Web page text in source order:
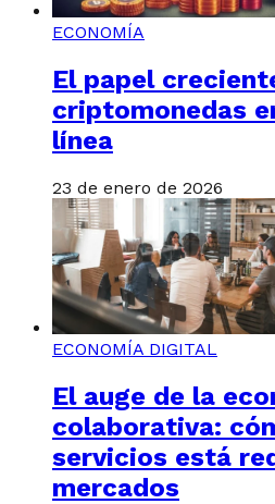
ECONOMÍA
El papel
criptomonedas
línea
23 de enero de 2026
ECONOMÍA DIGITAL
El auge de la
colaborativa:
servicios está
mercados